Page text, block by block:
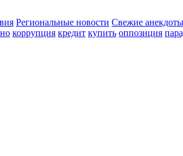
Региональные новости Свежие анекдоты
коррупция кредит купить оппозиция